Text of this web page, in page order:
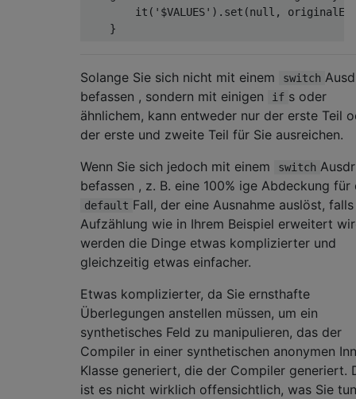
        it(
'$VALUES' ).set(null ,
Solange Sie sich nicht mit einem switch
befassen , sondern mit einigen
if s oder
ähnlichem, kann entweder nur der erste Teil
der erste und zweite Teil für Sie ausreichen.
Wenn Sie sich jedoch mit einem
switch
befassen , z. B. eine 100% ige Abdeckung für
default Fall, der eine Ausnahme auslöst,
Aufzählung wie in Ihrem Beispiel erweitert
werden die Dinge etwas komplizierter und
gleichzeitig etwas einfacher.
Etwas komplizierter, da Sie ernsthafte
Überlegungen anstellen müssen, um ein
synthetisches Feld zu manipulieren, das der
Compiler in einer synthetischen anonymen
Klasse generiert, die der Compiler generiert.
ist es nicht wirklich offensichtlich, was Sie